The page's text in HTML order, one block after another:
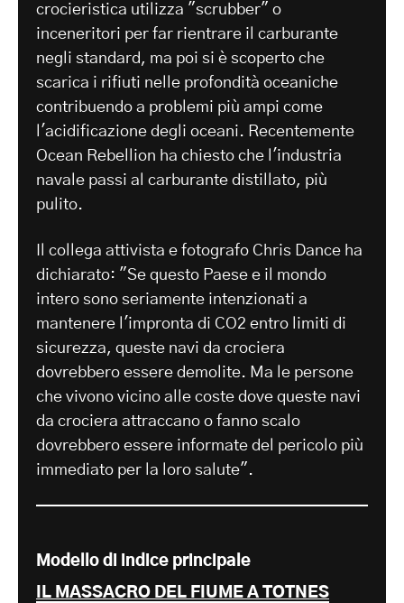
crocieristica utilizza "scrubber" o
inceneritori per far rientrare il carburante
negli standard, ma poi si è scoperto che
scarica i rifiuti nelle profondità oceaniche
contribuendo a problemi più ampi come
l'acidificazione degli oceani. Recentemente
Ocean Rebellion ha chiesto che l'industria
navale passi al carburante distillato, più
pulito.
Il collega attivista e fotografo Chris Dance ha
dichiarato: "Se questo Paese e il mondo
intero sono seriamente intenzionati a
mantenere l'impronta di CO2 entro limiti di
sicurezza, queste navi da crociera
dovrebbero essere demolite. Ma le persone
che vivono vicino alle coste dove queste navi
da crociera attraccano o fanno scalo
dovrebbero essere informate del pericolo più
immediato per la loro salute".
Modello di indice principale
IL MASSACRO DEL FIUME A TOTNES